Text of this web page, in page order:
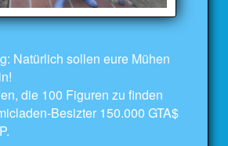
Natürlich sollen eure Mühen
die 100 Figuren zu finden
Besizter 150.000 GTA$